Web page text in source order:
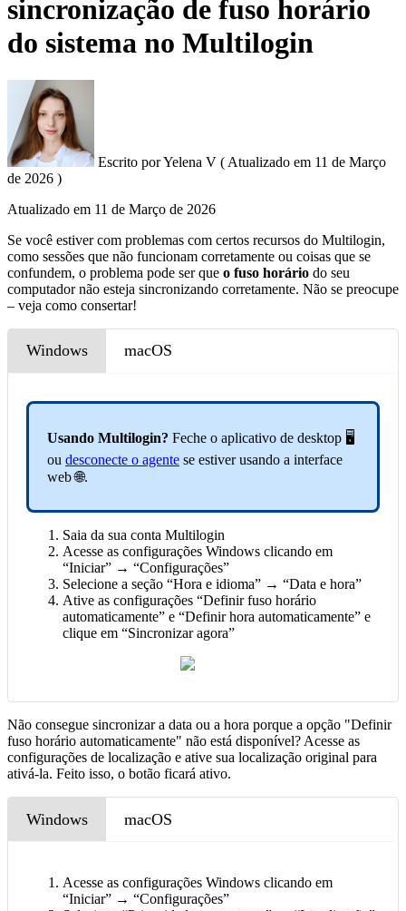
sincronização de fuso horário
do sistema no Multilogin
Escrito porYelena V ( Atualizado em 11 de Março
de 2026 )
Atualizado em 11 de Março de 2026
Se você estiver com problemas com certos recursos do Multilogin,
como sessões que não funcionam corretamente ou coisas que se
confundem, o problema pode ser que o fuso horário do seu
computador não esteja sincronizando corretamente. Não se preocupe
– veja como consertar!
Windows macOS
Usando Multilogin? Feche o aplicativo de desktop 🖥️
ou desconecte o agente se estiver usando a interface
web 🌐.
Saia da sua conta Multilogin
Acesse as configurações Windows clicando em
“Iniciar” → “Configurações”
Selecione a seção “Hora e idioma” → “Data e hora”
Ative as configurações “Definir fuso horário
automaticamente” e “Definir hora automaticamente” e
clique em “Sincronizar agora”
Não consegue sincronizar a data ou a hora porque a opção "Definir
fuso horário automaticamente" não está disponível? Acesse as
configurações de localização e ative sua localização original para
ativá-la. Feito isso, o botão ficará ativo.
Windows macOS
Acesse as configurações Windows clicando em
“Iniciar” → “Configurações”